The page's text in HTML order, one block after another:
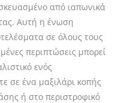
από ιαπωνικά
Αυτή η ένωση
σε όλους τους
περιπτώσεις μπορεί
ενός
σε ένα μαξιλάρι κοπής
ή στο περιστροφικό